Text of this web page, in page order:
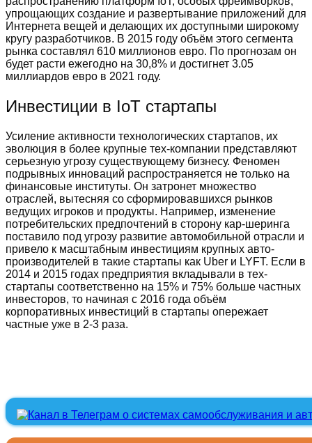
упрощающих создание и развертывание приложений для
Интернета вещей и делающих их доступными широкому
кругу разработчиков. В 2015 году объём этого сегмента
рынка составлял 610 миллионов евро. По прогнозам он
будет расти ежегодно на 30,8% и достигнет 3.05
миллиардов евро в 2021 году.
Инвестиции в IoT стартапы
Усиление активности технологических стартапов, их
эволюция в более крупные тех-компании представляют
серьезную угрозу существующему бизнесу. Феномен
подрывных инноваций распространяется не только на
финансовые институты. Он затронет множество
отраслей, вытесняя со сформировавшихся рынков
ведущих игроков и продукты. Например, изменение
потребительских предпочтений в сторону кар-шеринга
поставило под угрозу развитие автомобильной отрасли и
привело к масштабным инвестициям крупных авто-
производителей в такие стартапы как Uber и LYFT. Если в
2014 и 2015 годах предприятия вкладывали в тех-
стартапы соответственно на 15% и 75% больше частных
инвесторов, то начиная с 2016 года объём
корпоративных инвестиций в стартапы опережает
частные уже в 2-3 раза.